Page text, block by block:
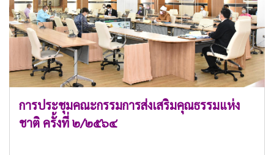
การประชุมคณะกรรมการส่งเสริมคุณธรรมแห่ง
ชาติ ครั้งที่ ๒/๒๕๖๔